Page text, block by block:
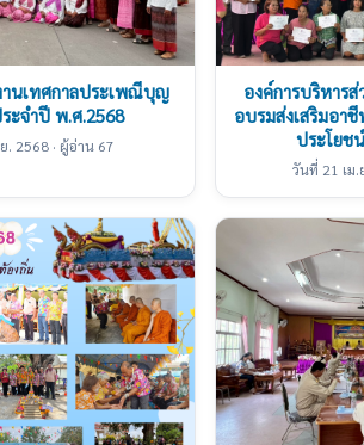
านเทศกาลประเพณีบุญ
ะจำปี พ.ศ.2568
. 2568 · ผู้อ่าน 67
องค์การบริหาร
อบรมส่งเสริมอา
ประโยช
วันที่ 21 เม.